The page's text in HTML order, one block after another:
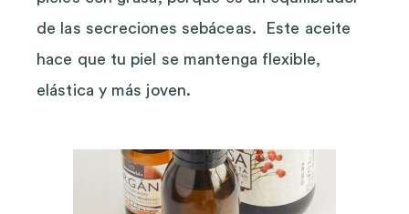
de las secreciones sebáceas. Este aceite
hace que tu piel se mantenga flexible,
elástica y más joven.